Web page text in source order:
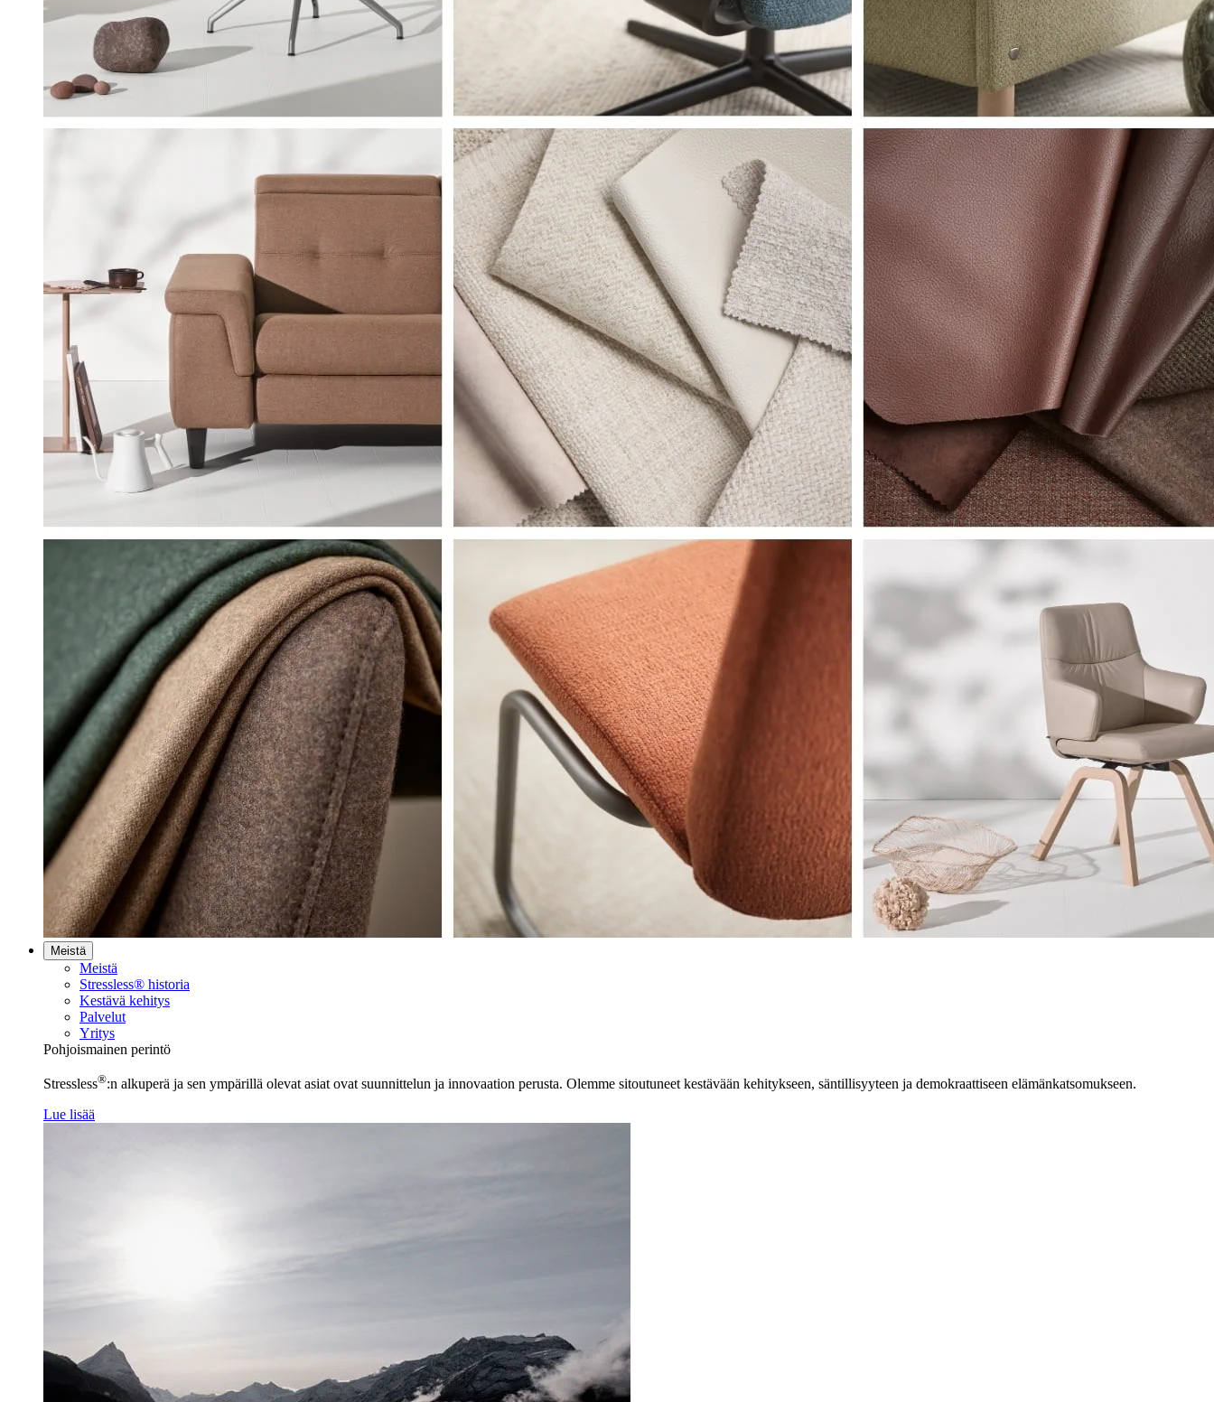
Meistä
Meistä
Stressless® historia
Kestävä kehitys
Palvelut
Yritys
Pohjoismainen perintö
Stressless®:n alkuperä ja sen ympärillä olevat asiat ovat suunnittelun ja innovaation perusta. Olemme sitoutuneet kestävään kehitykseen, säntillisyyteen ja demokraattiseen elämänkatsomukseen.
Lue lisää